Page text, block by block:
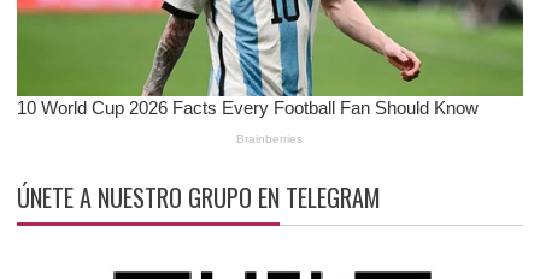
ÚNETE A NUESTRO GRUPO EN TELEGRAM